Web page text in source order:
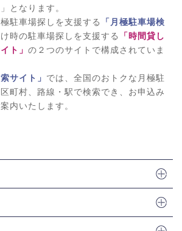
」となります。
駐車場探しを支援する
「月極駐車場検
け時の駐車場探しを支援する
「時間貸し
ト」 の２つのサイトで構成されていま
サイト」 では、全国のおトクな月極駐
町村、路線・駅で検索でき、お申込み
内いたします。